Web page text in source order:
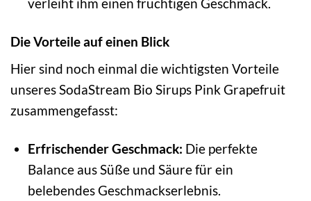
Die Vorteile auf einen Blick
Hier sind noch einmal die wichtigsten Vorteile
unseres SodaStream Bio Sirups Pink Grapefruit
zusammengefasst:
Erfrischender Geschmack: Die perfekte
Balance aus Süße und Säure für ein
belebendes Geschmackserlebnis.